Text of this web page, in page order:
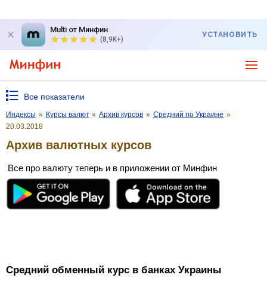
Multi от Минфин
(8,9K+)
УСТАНОВИТЬ
Все показатели
Индексы » Курсы валют » Архив курсов » Средний по Украине »
20.03.2018
Архив валютных курсов
Все про валюту теперь и в приложении от Минфин
Средний обменный курс в банках Украины